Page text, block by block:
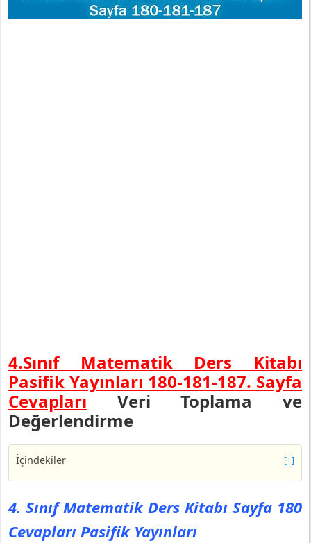
4.Sınıf Matematik Ders Kitabı
Pasifik Yayınları 180-181-187. Sayfa
Cevapları Veri Toplama ve
Değerlendirme
İçindekiler [+]
4. Sınıf Matematik Ders Kitabı Sayfa 180 Cevapları
Pasifik Yayınları
Öğrendiklerimizi Pekiştirelim
4. Sınıf Matematik Ders Kitabı Sayfa 181 Cevapları
4. Sınıf Matematik Ders Kitabı Sayfa 180
Cevapları Pasifik Yayınları